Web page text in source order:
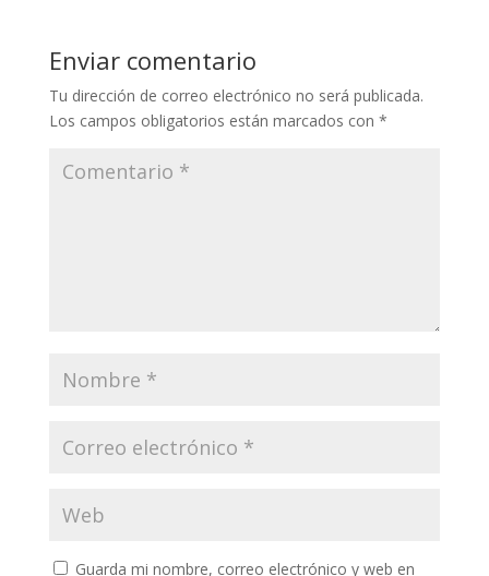
Enviar comentario
Tu dirección de correo electrónico no será publicada.
Los campos obligatorios están marcados con *
Guarda mi nombre, correo electrónico y web en